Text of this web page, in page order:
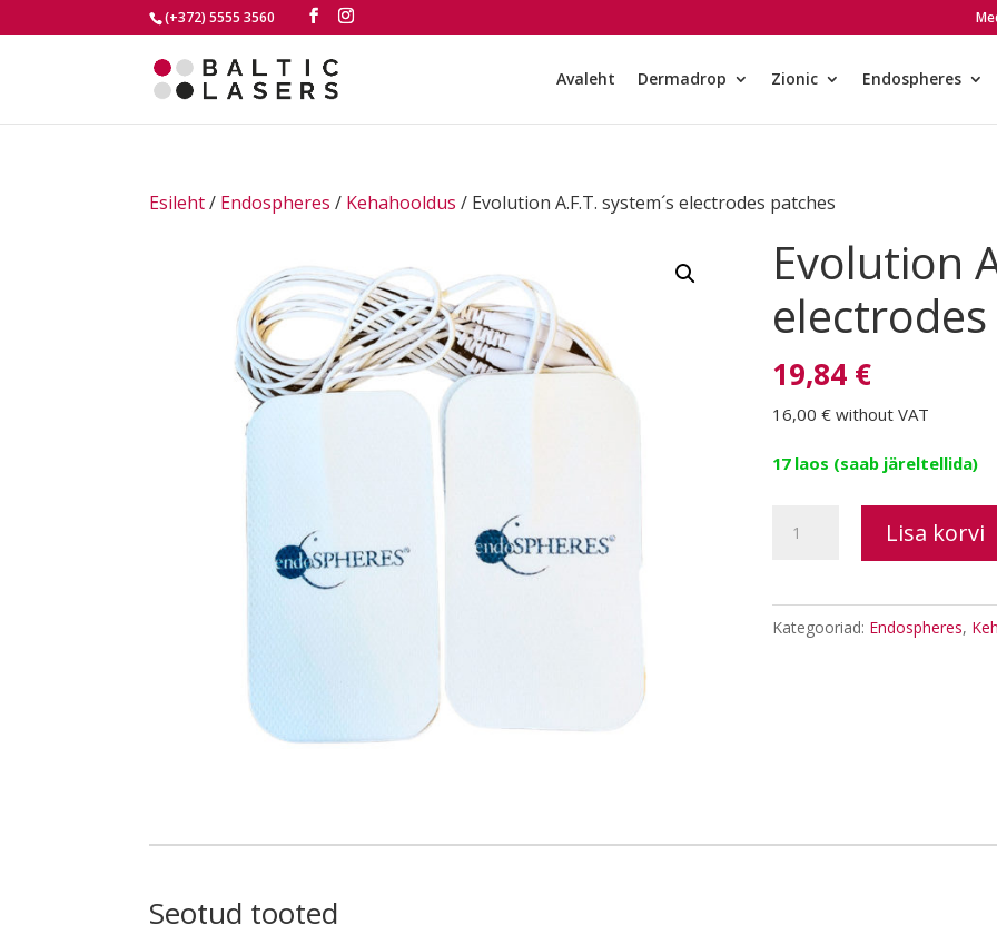
(+372) 5555 3560
Avaleht Dermadrop Zionic Endospheres
Esileht/ Endospheres / Kehahooldus / Evolution A.F.T. system´s electrodes patches
Evolution
19,84 €
16,00 € without VAT
17 laos (saab järeltellida)
´s
electrodes
Lisa korvi
Kategooriad: Endospheres,
Seotud tooted